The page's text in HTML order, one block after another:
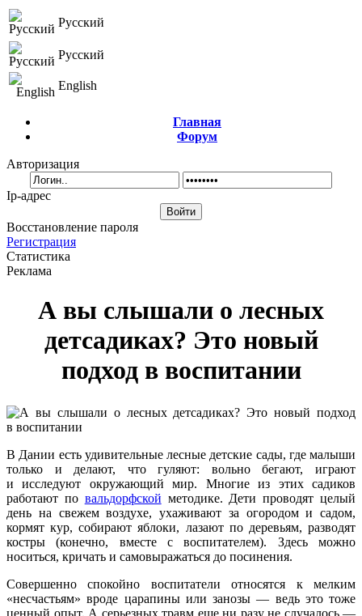
Русский
Русский
English
Главная
Форум
Авторизация
Ip-адрес
Восстановление пароля
Регистрация
Статистика
Реклама
А вы слышали о лесных
детсадиках? Это новый
подход в воспитании
В Дании есть удивительные лесные детские сады, где малыши
только и делают, что гуляют: вольно бегают, играют
и исследуют окружающий мир. Многие из этих садиков
работают по вальдорфской методике. Дети проводят целый
день на свежем воздухе, ухаживают за огородом и садом,
кормят кур, собирают яблоки, лазают по деревьям, разводят
костры (конечно, вместе с воспитателем). Здесь можно
носиться, кричать и самовыражаться до посинения.
Совершенно спокойно воспитатели относятся к мелким
«несчастьям» вроде царапины или занозы — ведь это тоже
ценный опыт. А серьезных травм еще ни разу не случалось —